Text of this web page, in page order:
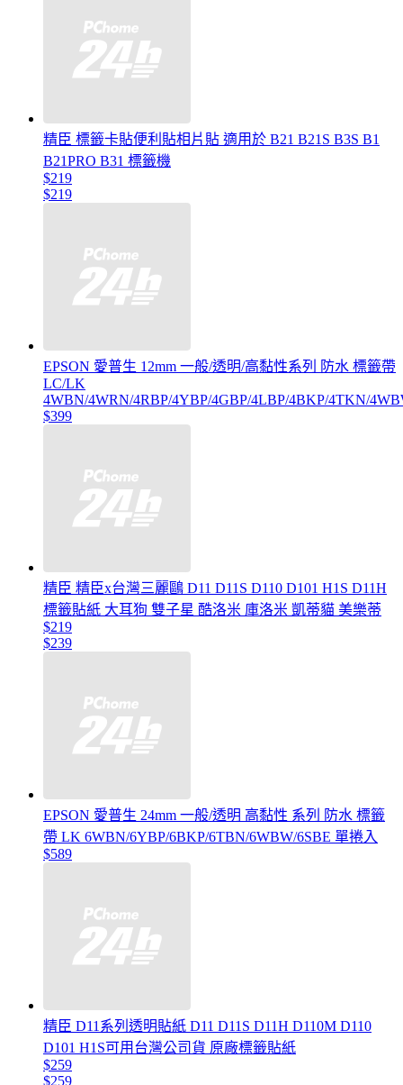
精臣 標籤卡貼便利貼相片貼 適用於 B21 B21S B3S B1
B21PRO B31 標籤機
$219
$219
EPSON 愛普生 12mm 一般/透明/高黏性系列 防水 標籤帶
LC/LK
4WBN/4WRN/4RBP/4YBP/4GBP/4LBP/4BKP/4TKN/
$399
精臣 精臣x台灣三麗鷗 D11 D11S D110 D101 H1S D11H
標籤貼紙 大耳狗 雙子星 酷洛米 庫洛米 凱蒂貓 美樂蒂
$219
$239
EPSON 愛普生 24mm 一般/透明 高黏性 系列 防水 標籤
帶 LK 6WBN/6YBP/6BKP/6TBN/6WBW/6SBE 單捲入
$589
精臣 D11系列透明貼紙 D11 D11S D11H D110M D110
D101 H1S可用台灣公司貨 原廠標籤貼紙
$259
$259